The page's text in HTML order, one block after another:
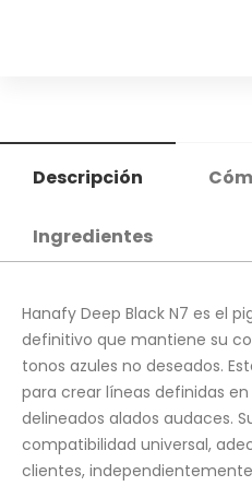
Descripción
Ingredientes
Hanafy Deep Black N7 es el
definitivo que mantiene su
tonos azules no deseados.
para crear líneas definidas
delineados alados audaces.
compatibilidad universal,
clientes,